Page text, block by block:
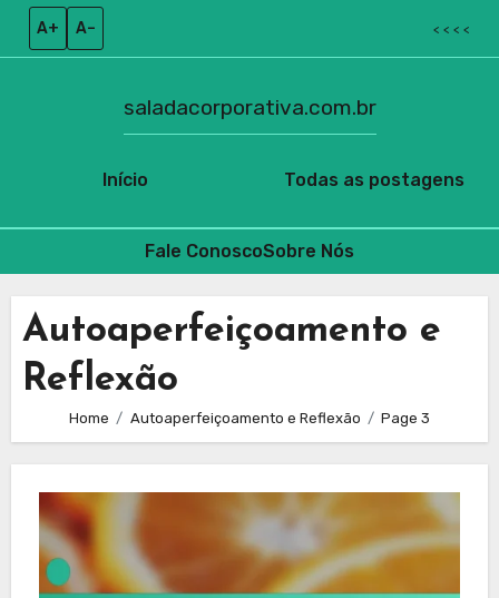
A+ A– < < < <
Início
saladacorporativa.com.br
Todas as postagens
Fale ConoscoSobre Nós
Autoaperfeiçoamento e
Reflexão
Home Autoaperfeiçoamento e Reflexão Page 3